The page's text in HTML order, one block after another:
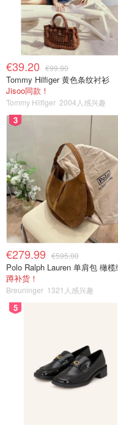
€39.20 €99.90
Tommy Hilfiger 黄色条纹衬衫
Jisoo同款！
Tommy Hilfiger 2004人感兴趣
3
€279.99 €595.00
蹲补货！
Breuninger 1321人感兴趣
5